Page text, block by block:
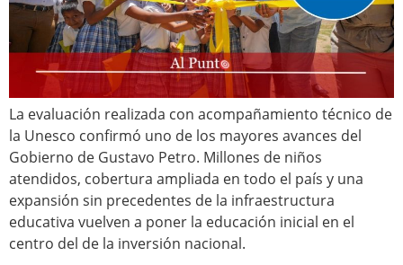
La evaluación realizada con acompañamiento técnico de
la Unesco confirmó uno de los mayores avances del
Gobierno de Gustavo Petro. Millones de niños
atendidos, cobertura ampliada en todo el país y una
expansión sin precedentes de la infraestructura
educativa vuelven a poner la educación inicial en el
centro del de la inversión nacional.